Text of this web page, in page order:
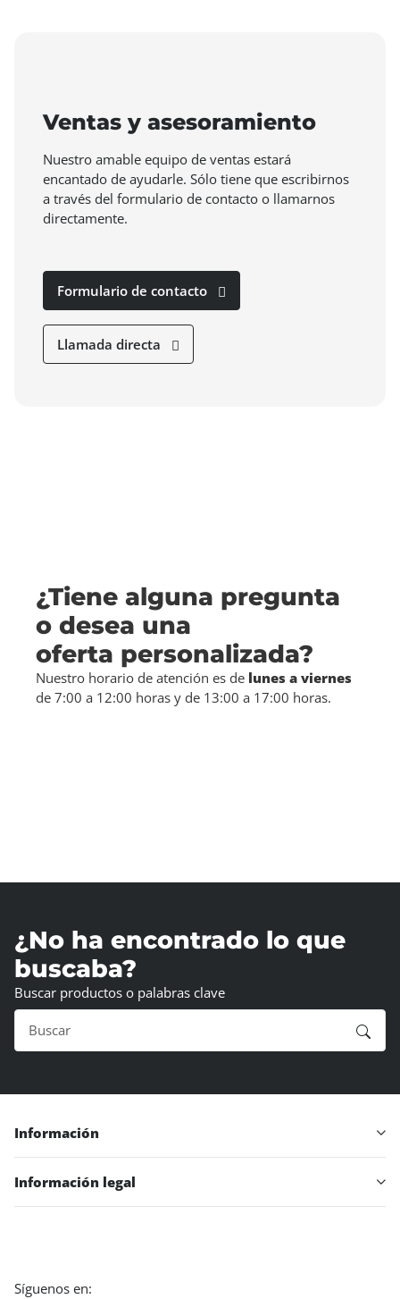
Ventas y asesoramiento
Nuestro amable equipo de ventas estará
encantado de ayudarle. Sólo tiene que escribirnos
a través del formulario de contacto o llamarnos
directamente.
Formulario de contacto
Llamada directa
¿Tiene alguna pregunta
o desea una
oferta personalizada?
Nuestro horario de atención es de lunes a viernes
de 7:00 a 12:00 horas y de 13:00 a 17:00 horas.
¿No ha encontrado lo que
buscaba?
Buscar productos o palabras clave
Información
Información legal
Síguenos en: